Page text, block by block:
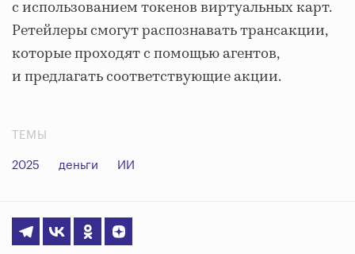
с использованием токенов виртуальных карт.
Ретейлеры смогут распознавать трансакции,
которые проходят с помощью агентов,
и предлагать соответствующие акции.
ТЕМЫ
2025 деньги ИИ